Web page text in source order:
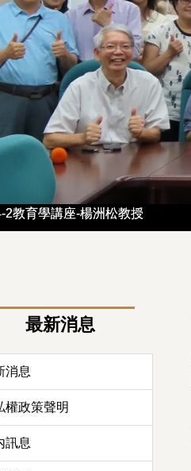
2教育學講座-楊洲松教授
2教育學講座-楊洲松教授
最新消息
消息
權政策聲明
訊息